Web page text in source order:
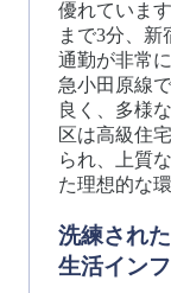
優れていま
まで3分、
通勤が非常
急小田原線
良く、多様
区は高級住
られ、上質
た理想的な
洗練され
生活イン